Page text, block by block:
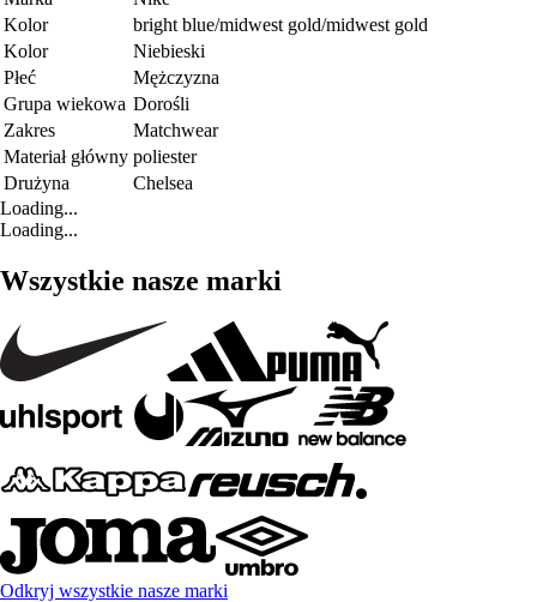
Kolor
bright blue/midwest gold/midwest gold
Kolor
Niebieski
Płeć
Mężczyzna
Grupa wiekowa Dorośli
Zakres
Matchwear
Materiał główny poliester
Drużyna
Chelsea
Loading...
Loading...
Wszystkie nasze marki
Odkryj wszystkie nasze marki